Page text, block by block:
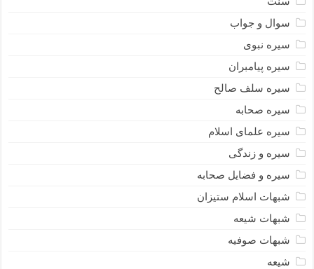
سوال و جواب
سیره نبوى
سیره پیامبران
سیره سلف صالح
سیره صحابه
سیره علمای اسلام
سیره و زندگی
سیره و فضایل صحابه
شبهات اسلام ستیزان
شبهات شیعه
شبهات صوفیه
شیعه